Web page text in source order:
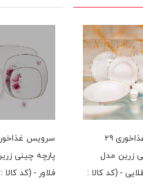
سرویس غذاخوری ۲۹
زرین مدل
- (کد کالا :
پارچه چینی
فلاور - (کد کالا :